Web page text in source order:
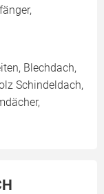
Blechdach,
Schindeldach,